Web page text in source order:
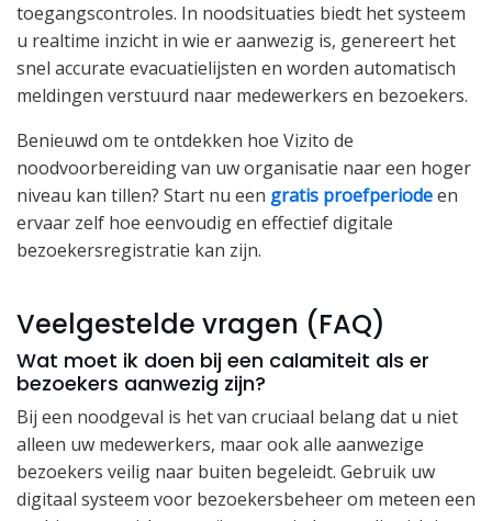
toegangscontroles. In noodsituaties biedt het systeem
u realtime inzicht in wie er aanwezig is, genereert het
snel accurate evacuatielijsten en worden automatisch
meldingen verstuurd naar medewerkers en bezoekers.
Benieuwd om te ontdekken hoe Vizito de
noodvoorbereiding van uw organisatie naar een hoger
niveau kan tillen? Start nu een gratis proefperiodeen
ervaar zelf hoe eenvoudig en effectief digitale
bezoekersregistratie kan zijn.
Veelgestelde vragen (FAQ)
Wat moet ik doen bij een calamiteit als er
bezoekers aanwezig zijn?
Bij een noodgeval is het van cruciaal belang dat u niet
alleen uw medewerkers, maar ook alle aanwezige
bezoekers veilig naar buiten begeleidt. Gebruik uw
digitaal systeem voor bezoekersbeheer om meteen een